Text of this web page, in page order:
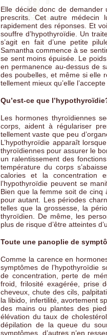
Elle décide donc de
prescrits. Cet autre médecin
rapidement des réponses. Et
souffre d’hypothyroïdie. Un
s’agit en fait d’une petite
Samantha commence à se
se sent moins épuisée. Le
en permanence au-dessus de
des poubelles, et même si elle
tellement mieux qu’elle
Qu’est-ce que
Les hormones thyroïdiennes
corps, aident à régulariser
tellement vaste que peu
L’hypothyroïdie apparaît
thyroïdiennes pour assurer le
un ralentissement des
température du corps
calories et la concentration
l’hypothyroïdie peuvent se
Bien que la femme soit de cinq
pour autant. Les périodes
telles que la grossesse, la
thyroïdien. De même, les
plus de risque d’être atteintes
Toute une panoplie de
Comme la carence en
symptômes de l’hypothyroïdie
de concentration, perte de
froid, frilosité exagérée, prise
cheveux, chute des cils,
la libido, infertilité, avortement
des mains ou plantes des
élévation du taux de
dépilation de la queue du
symptômes, d’autres n’en